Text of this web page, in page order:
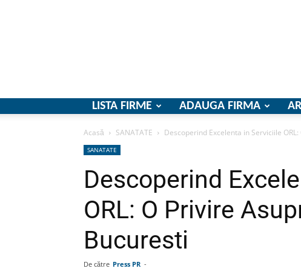
LISTA FIRME ADAUGA FIRMA
Acasă SANATATE Descoperind Excelenta in Serviciile
SANATATE
Descoperind
ORL: O Privire
Bucuresti
De către Press PR -